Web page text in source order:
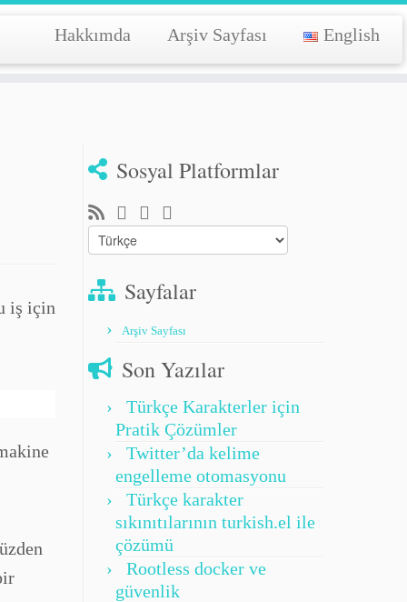
Hakkımda Arşiv Sayfası English
iş için
Sosyal Platformlar
Choose
a
Sayfalar
Arşiv Sayfası
Son Yazılar
Türkçe Karakterler için
Pratik Çözümler
Twitter’da kelime
engelleme otomasyonu
Türkçe karakter
sıkınıtılarının turkish.el ile
çözümü
Rootless docker ve
güvenlik